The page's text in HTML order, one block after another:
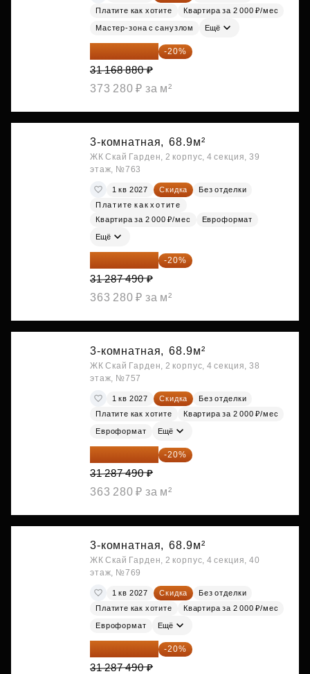
Платите как хотите
Квартира за 2 000 ₽/мес
Мастер-зона с санузлом Ещё
24 935 104 ₽ -20%
31 168 880 ₽
373 280 ₽ за м²
3-комнатная, 68.9м²
ЖК Скай Гарден, 2 корпус, 4 секция, 39
этаж, №763
1 кв 2027 Скидка
Без отделки
Платите как хотите
Квартира за 2 000 ₽/мес
Евроформат
Ещё
25 029 992 ₽ -20%
31 287 490 ₽
363 280 ₽ за м²
3-комнатная, 68.9м²
ЖК Скай Гарден, 2 корпус, 4 секция, 38
этаж, №757
1 кв 2027 Скидка
Без отделки
Платите как хотите
Квартира за 2 000 ₽/мес
Евроформат Ещё
25 029 992 ₽ -20%
31 287 490 ₽
363 280 ₽ за м²
3-комнатная, 68.9м²
ЖК Скай Гарден, 2 корпус, 4 секция, 40
этаж, №769
1 кв 2027 Скидка
Без отделки
Платите как хотите
Квартира за 2 000 ₽/мес
Евроформат Ещё
25 029 992 ₽ -20%
31 287 490 ₽